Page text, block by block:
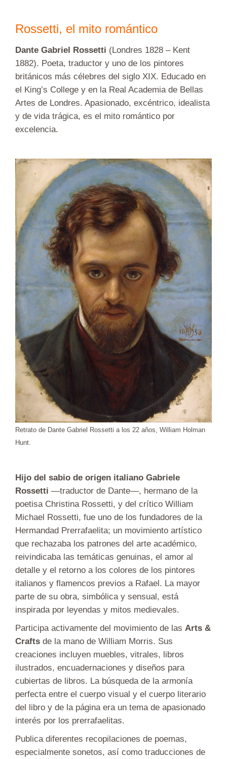
Rossetti, el mito romántico
Dante Gabriel Rossetti (Londres 1828 – Kent
1882). Poeta, traductor y uno de los pintores
británicos más célebres del siglo XIX. Educado en
el King’s College y en la Real Academia de Bellas
Artes de Londres. Apasionado, excéntrico, idealista
y de vida trágica, es el mito romántico por
excelencia.
Retrato de Dante Gabriel Rossetti a los 22 años, William Holman
Hunt.
Hijo del sabio de origen italiano Gabriele
Rossetti —traductor de Dante—, hermano de la
poetisa Christina Rossetti, y del crítico William
Michael Rossetti, fue uno de los fundadores de la
Hermandad Prerrafaelita; un movimiento artístico
que rechazaba los patrones del arte académico,
reivindicaba las temáticas genuinas, el amor al
detalle y el retorno a los colores de los pintores
italianos y flamencos previos a Rafael. La mayor
parte de su obra, simbólica y sensual, está
inspirada por leyendas y mitos medievales.
Participa activamente del movimiento de las Arts &
Crafts de la mano de William Morris. Sus
creaciones incluyen muebles, vitrales, libros
ilustrados, encuadernaciones y diseños para
cubiertas de libros. La búsqueda de la armonía
perfecta entre el cuerpo visual y el cuerpo literario
del libro y de la página era un tema de apasionado
interés por los prerrafaelitas.
Publica diferentes recopilaciones de poemas,
especialmente sonetos, así como traducciones de